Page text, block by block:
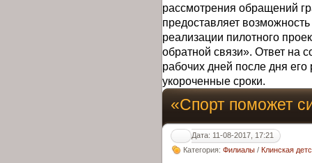
рассмотрения обращений
предоставляет
реализации пилотного
обратной связи». Ответ на
рабочих дней после дня
укороченные сроки.
«Спорт поможет
Дата: 11-08-2017, 17:21
Категория: Филиалы / Клинская